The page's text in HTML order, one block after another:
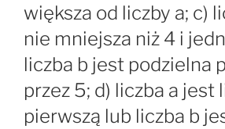
większa od liczby a; c)
nie mniejsza niż 4 i
liczba b jest podzielna
przez 5; d) liczba a jest
pierwszą lub liczba b